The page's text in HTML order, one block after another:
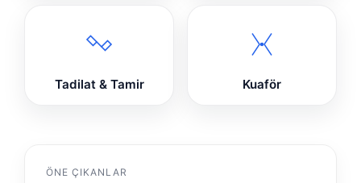
Tadilat & Tamir Kuaför
ÖNE ÇIKANLAR